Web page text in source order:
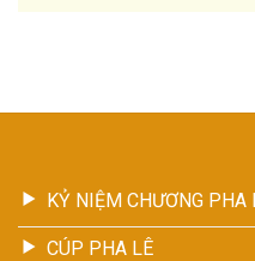
KỶ NIỆM CHƯƠNG PHA
CÚP PHA LÊ